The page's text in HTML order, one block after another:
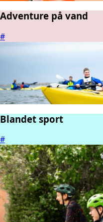
Adventure på vand
#
Blandet sport
#